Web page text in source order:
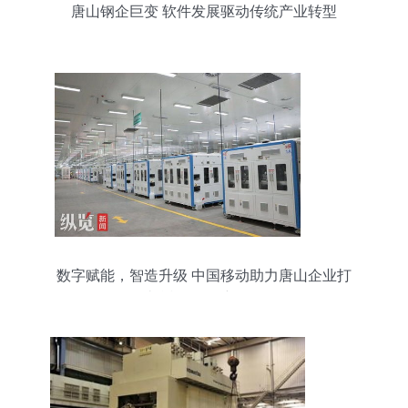
唐山钢企巨变 软件发展驱动传统产业转型
数字赋能，智造升级 中国移动助力唐山企业打